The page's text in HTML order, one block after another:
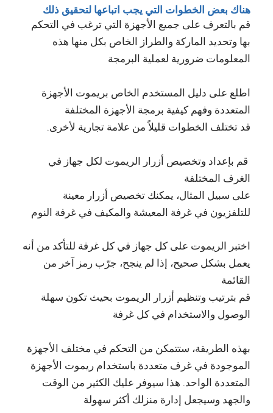
هناك بعض الخطوات التي يجب اتباعها لتحقيق ذلك
قم بالتعرف على جميع الأجهزة التي ترغب في التحكم
بها وتحديد الماركة والطراز الخاص بكل منها هذه
المعلومات ضرورية لعملية البرمجة
اطلع على دليل المستخدم الخاص بريموت الأجهزة
المتعددة وفهم كيفية برمجة الأجهزة المختلفة
قد تختلف الخطوات قليلاً من علامة تجارية لأخرى.
قم بإعداد وتخصيص أزرار الريموت لكل جهاز في
الغرف المختلفة
على سبيل المثال، يمكنك تخصيص أزرار معينة
للتلفزيون في غرفة المعيشة والمكيف في غرفة النوم
اختبر الريموت على كل جهاز في كل غرفة للتأكد من أنه
يعمل بشكل صحيح، إذا لم ينجح، جرّب رمز آخر من
القائمة
قم بترتيب وتنظيم أزرار الريموت بحيث تكون سهلة
الوصول والاستخدام في كل غرفة
بهذه الطريقة، ستتمكن من التحكم في مختلف الأجهزة
الموجودة في غرف متعددة باستخدام ريموت الأجهزة
المتعددة الواحد. هذا سيوفر عليك الكثير من الوقت
والجهد وسيجعل إدارة منزلك أكثر سهولة